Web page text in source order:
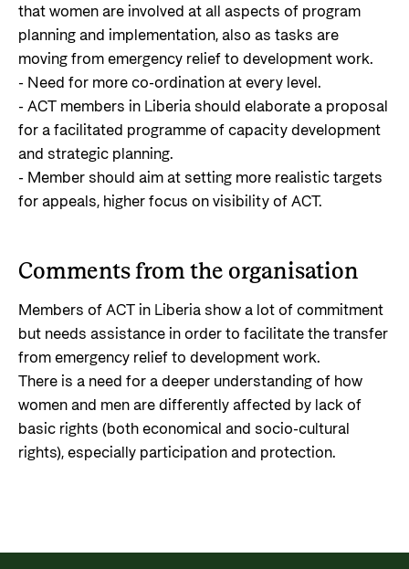
that women are involved at all aspects of program
planning and implementation, also as tasks are
moving from emergency relief to development work.
- Need for more co-ordination at every level.
- ACT members in Liberia should elaborate a proposal
for a facilitated programme of capacity development
and strategic planning.
- Member should aim at setting more realistic targets
for appeals, higher focus on visibility of ACT.
Comments from the organisation
Members of ACT in Liberia show a lot of commitment
but needs assistance in order to facilitate the transfer
from emergency relief to development work.
There is a need for a deeper understanding of how
women and men are differently affected by lack of
basic rights (both economical and socio-cultural
rights), especially participation and protection.